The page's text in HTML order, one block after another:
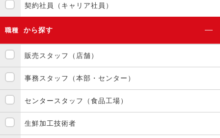
契約社員（キャリア社員）
職種 から探す
販売スタッフ（店舗）
事務スタッフ（本部・センター）
センタースタッフ（食品工場）
生鮮加工技術者